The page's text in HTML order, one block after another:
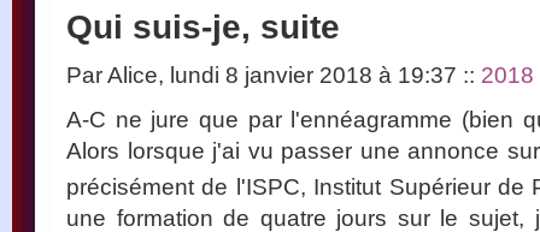
Qui suis-je, suite
Par Alice, lundi 8 janvier 2018 à 19:37 :: 2018
A-C ne jure que par l'ennéagramme (bien
Alors lorsque j'ai vu passer une annonce
précisément de l'ISPC, Institut Supérieur de
une formation de quatre jours sur le